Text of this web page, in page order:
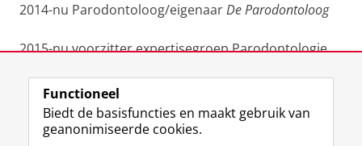
2014-nu Parodontoloog/eigenaarDe Parodontoloog
2015-nu voorzitter expertisegroep Parodontologie
Laatst gewijzigd: 09 mei 2023 21:53
Functioneel
Biedt de basisfuncties en maakt gebruik van
geanonimiseerde cookies.